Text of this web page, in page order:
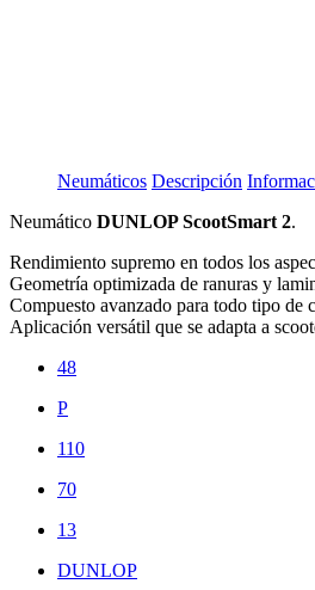
Neumáticos Descripción
Neumático DUNLOP ScootSmart 2.
Rendimiento supremo en todos los
Geometría optimizada de ranuras y
Compuesto avanzado para todo tipo de
Aplicación versátil que se adapta a
48
P
110
70
13
DUNLOP